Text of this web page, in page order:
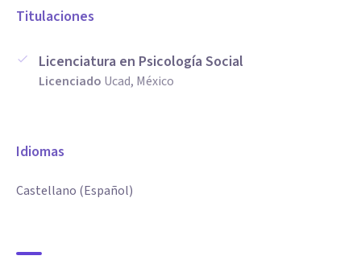
Titulaciones
Licenciatura en Psicología Social
Licenciado Ucad, México
Idiomas
Castellano (Español)